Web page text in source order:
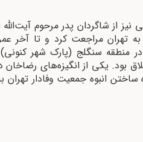
از شاگردان پدر مرحوم
تهران مراجعت کرد و تا آخر
منطقه سنگلج (پارک شهر
بود. یکى از انگیزه‌هاى رضاخان
انبوه جمعیت وفادار تهران